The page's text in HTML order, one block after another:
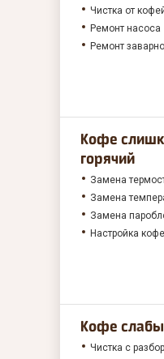
Чистка от
Ремонт насоса
Ремонт
Кофе
горячий
Замена
Замена
Замена
Настройка
Кофе
Чистка с